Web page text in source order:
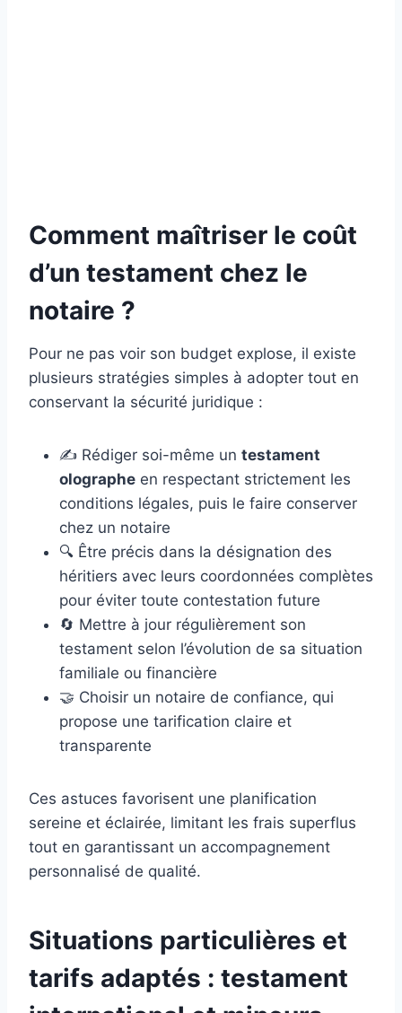
Comment maîtriser le coût
d’un testament chez le
notaire ?
Pour ne pas voir son budget explose, il existe
plusieurs stratégies simples à adopter tout en
conservant la sécurité juridique :
✍️ Rédiger soi-même un testament
olographe en respectant strictement les
conditions légales, puis le faire conserver
chez un notaire
🔍 Être précis dans la désignation des
héritiers avec leurs coordonnées complètes
pour éviter toute contestation future
🔄 Mettre à jour régulièrement son
testament selon l’évolution de sa situation
familiale ou financière
🤝 Choisir un notaire de confiance, qui
propose une tarification claire et
transparente
Ces astuces favorisent une planification
sereine et éclairée, limitant les frais superflus
tout en garantissant un accompagnement
personnalisé de qualité.
Situations particulières et
tarifs adaptés : testament